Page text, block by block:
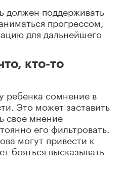
должен поддерживать
прогрессом,
для дальнейшего
кто-то
ребенка сомнение в
Это может заставить
свое мнение
его фильтровать.
могут привести к
бояться высказывать